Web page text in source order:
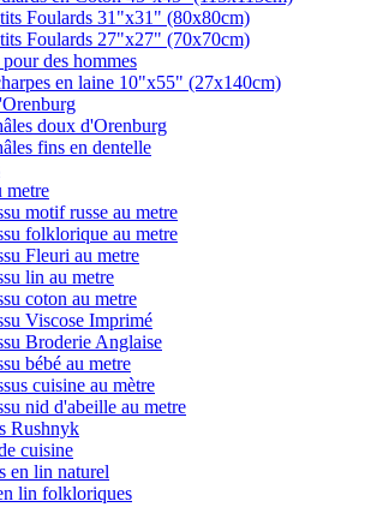
Foulards 31"x31" (80x80cm)
Foulards 27"x27" (70x70cm)
des hommes
en laine 10"x55" (27x140cm)
doux d'Orenburg
fins en dentelle
metre
motif russe au metre
folklorique au metre
Fleuri au metre
lin au metre
coton au metre
Viscose Imprimé
Broderie Anglaise
bébé au metre
cuisine au mètre
nid d'abeille au metre
Rushnyk
cuisine
en lin naturel
lin folkloriques